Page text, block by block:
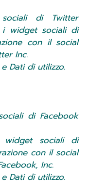
di Twitter
i widget sociali di
con il social
Inc.
Dati di utilizzo.
di Facebook
sociali di
con il social
Inc.
Dati di utilizzo.